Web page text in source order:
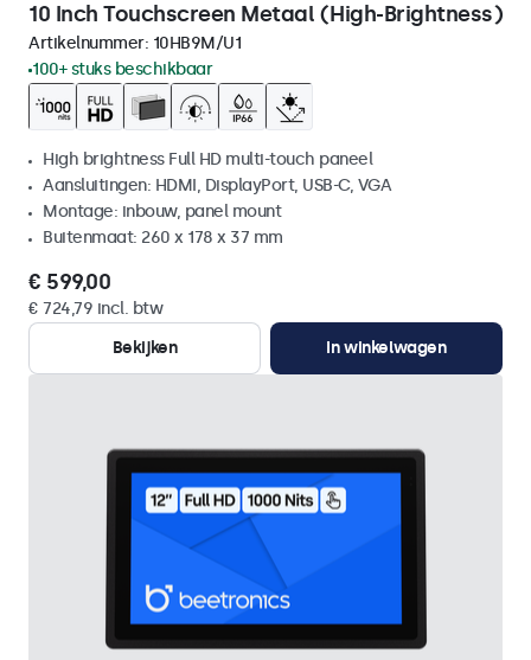
10 Inch Touchscreen Metaal (High-Brightness)
Artikelnummer: 10HB9M/U1
100+ stuks beschikbaar
High brightness Full HD multi-touch paneel
Aansluitingen: HDMI, DisplayPort, USB-C, VGA
Montage: inbouw, panel mount
Buitenmaat: 260 x 178 x 37 mm
€ 599,00
€ 724,79 incl. btw
Bekijken
In winkelwagen